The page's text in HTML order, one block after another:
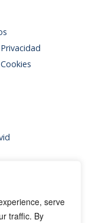
serve
traffic. By